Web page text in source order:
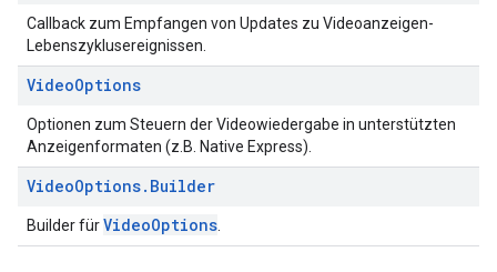
Callback zum Empfangen von Updates zu Videoanzeigen-
Lebenszyklusereignissen.
VideoOptions
Optionen zum Steuern der Videowiedergabe in unterstützten
Anzeigenformaten (z.B. Native Express).
VideoOptions. Builder
Builder fürVideoOptions